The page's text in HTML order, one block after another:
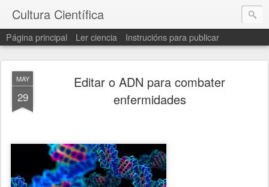
Cultura Científica
Página principal Ler ciencia Instrucións para publicar
MAY
29
Editar o ADN para combater
enfermidades